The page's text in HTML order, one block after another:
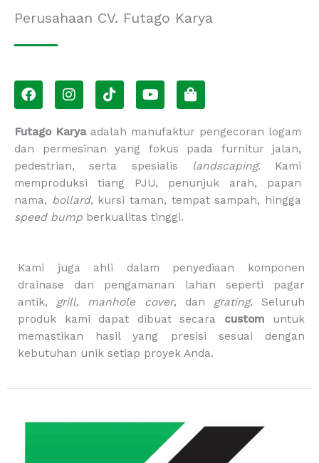
Perusahaan CV. Futago Karya
F
a
e
b
o
o
k
I
n
t
a
g
r
a
m
T
i
t
o
k
Y
o
t
u
b
e
S
h
p
p
i
n
g
-
Futago Karyaadalah manufaktur pengecoran logam
dan permesinan yang fokus pada furnitur jalan,
pedestrian, serta spesialis landscaping. Kami
memproduksi tiang PJU, penunjuk arah, papan
nama, bollard, kursi taman, tempat sampah, hingga
speed bump berkualitas tinggi.
Kami juga ahli dalam penyediaan komponen
drainase dan pengamanan lahan seperti pagar
antik, grill, manhole cover, dan grating. Seluruh
produk kami dapat dibuat secara custom untuk
memastikan hasil yang presisi sesuai dengan
kebutuhan unik setiap proyek Anda.